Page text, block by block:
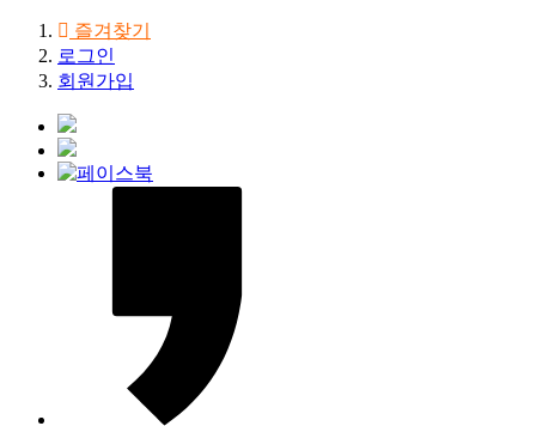
즐겨찾기
로그인
회원가입